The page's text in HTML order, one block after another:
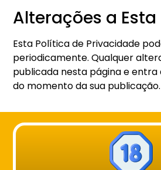
Alterações a
Esta Política de Privacidade
periodicamente. Qualquer
publicada nesta página e
do momento da sua publicação.